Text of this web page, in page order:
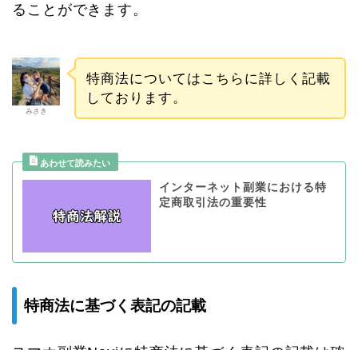
ることができます。
みさき
特商法についてはこちらに詳しく記載
しております。
インターネット副業における特
定商取引法の重要性
特商法に基づく表記の記載